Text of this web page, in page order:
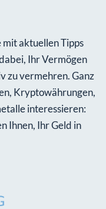
aktuellen Tipps
Ihr Vermögen
zu vermehren. Ganz
Kryptowährungen,
interessieren:
Ihnen, Ihr Geld in